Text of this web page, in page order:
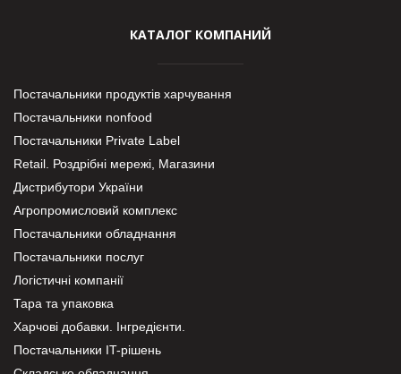
КАТАЛОГ КОМПАНИЙ
Постачальники продуктів харчування
Постачальники nonfood
Постачальники Private Label
Retail. Роздрібні мережі, Магазини
Дистрибутори України
Агропромисловий комплекс
Постачальники обладнання
Постачальники послуг
Логістичні компанії
Тара та упаковка
Харчові добавки. Інгредієнти.
Постачальники IT-рішень